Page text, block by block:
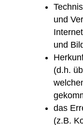
und
und
(d.h.
das
(z.B.